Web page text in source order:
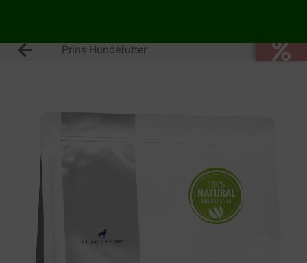
Prins Hundefutter